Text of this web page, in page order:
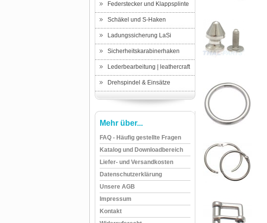
Federstecker und Klappsplinte
Schäkel und S-Haken
Ladungssicherung LaSi
Sicherheitskarabinerhaken
Lederbearbeitung | leathercraft
Drehspindel & Einsätze
Mehr über...
FAQ - Häufig gestellte Fragen
Katalog und Downloadbereich
Liefer- und Versandkosten
Datenschutzerklärung
Unsere AGB
Impressum
Kontakt